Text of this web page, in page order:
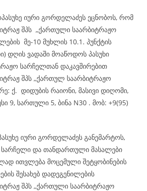
იური გორდელაძეს ეცნობოს, რომ
შპს ,,ქართული საარბიტრაჟო
მე-10 მუხლის 10.1. პუნქტის
დღის ვადაში მოაწოდოს პასუხი
სარჩელთან დაკავშირებით
შპს ,,ქართულ საარბიტრაჟო
ქ. დიდუბის რაიონი, მასივი დიღომი,
9, სართული 5, ბინა N30 . მობ: +9(95)
იური გორდელაძეს განემარტოს,
და თანდართული მასალები
ითვლება მოცემული შეტყობინების
შესახებ დადეგენილების
შპს ,,ქართული საარბიტრაჟო